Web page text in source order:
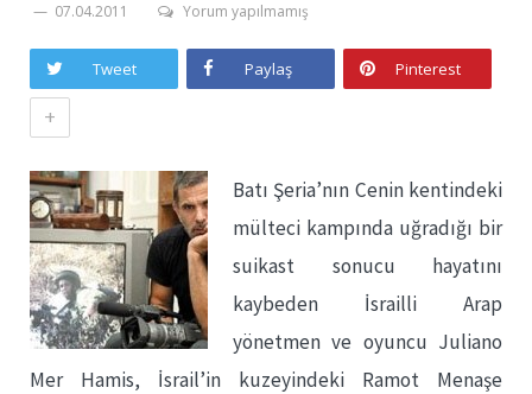
07.04.2011 Yorum yapılmamış
Tweet Paylaş Pinterest
+
Batı Şeria’nın Cenin kentindeki
mülteci kampında uğradığı bir
suikast sonucu hayatını
kaybeden İsrailli Arap
yönetmen ve oyuncu Juliano
Mer Hamis, İsrail’in kuzeyindeki Ramot Menaşe